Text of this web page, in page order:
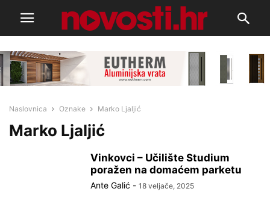
Naslovnica Oznake Marko Ljaljić
Marko Ljaljić
Vinkovci – Učilište Studium
poražen na domaćem parketu
Ante Galić - 18 veljače, 2025